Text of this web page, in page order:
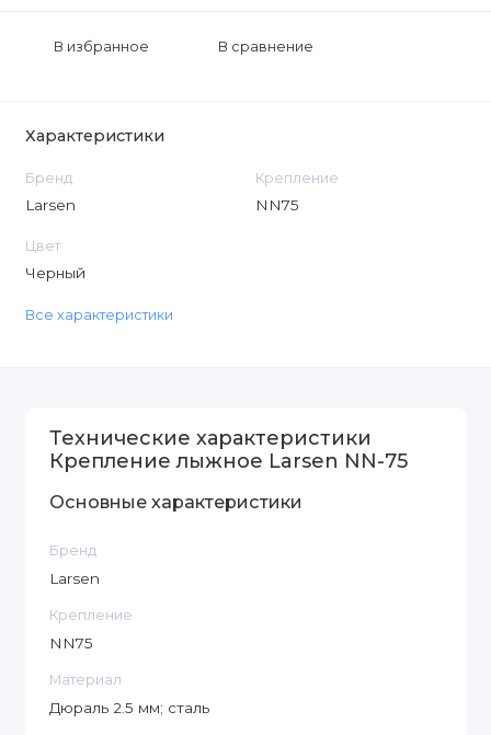
В избранное В сравнение
Характеристики
Бренд
Larsen
Крепление
NN75
Цвет
Черный
Все характеристики
Технические характеристики
Крепление лыжное Larsen NN-75
Основные характеристики
Бренд
Larsen
Крепление
NN75
Материал
Дюраль 2.5 мм; сталь